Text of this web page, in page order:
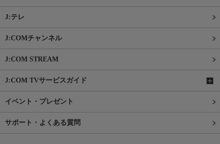
J:テレ
J:COMチャンネル
J:COM STREAM
J:COM TVサービスガイド
イベント・プレゼント
サポート・よくある質問